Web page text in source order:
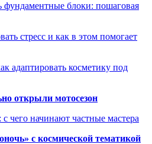
фундаментные блоки: пошаговая
стресс и как в этом помогает
адаптировать косметику под
открыли мотосезон
чего начинают частные мастера
с космической тематикой